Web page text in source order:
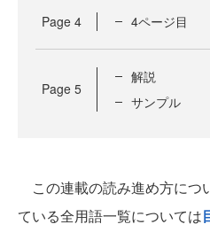
Page 4 4ページ目
Page 5
解説
サンプル
この連載の読み進め方につ
ている全用語一覧については